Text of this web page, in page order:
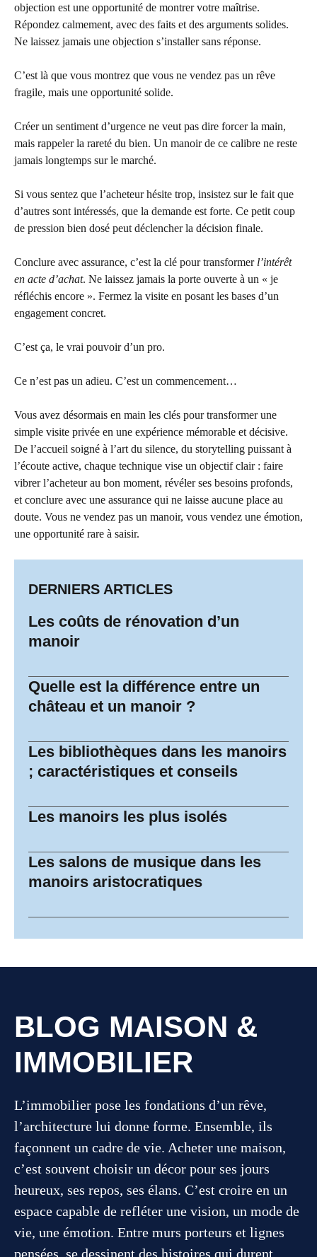
objection est une opportunité de montrer votre maîtrise.
Répondez calmement, avec des faits et des arguments solides.
Ne laissez jamais une objection s’installer sans réponse.
C’est là que vous montrez que vous ne vendez pas un rêve
fragile, mais une opportunité solide.
Créer un sentiment d’urgence ne veut pas dire forcer la main,
mais rappeler la rareté du bien. Un manoir de ce calibre ne reste
jamais longtemps sur le marché.
Si vous sentez que l’acheteur hésite trop, insistez sur le fait que
d’autres sont intéressés, que la demande est forte. Ce petit coup
de pression bien dosé peut déclencher la décision finale.
Conclure avec assurance, c’est la clé pour transformer l’intérêt
en acte d’achat. Ne laissez jamais la porte ouverte à un « je
réfléchis encore ». Fermez la visite en posant les bases d’un
engagement concret.
C’est ça, le vrai pouvoir d’un pro.
Ce n’est pas un adieu. C’est un commencement…
Vous avez désormais en main les clés pour transformer une
simple visite privée en une expérience mémorable et décisive.
De l’accueil soigné à l’art du silence, du storytelling puissant à
l’écoute active, chaque technique vise un objectif clair : faire
vibrer l’acheteur au bon moment, révéler ses besoins profonds,
et conclure avec une assurance qui ne laisse aucune place au
doute. Vous ne vendez pas un manoir, vous vendez une émotion,
une opportunité rare à saisir.
DERNIERS ARTICLES
Les coûts de rénovation d’un
manoir
Quelle est la différence entre un
château et un manoir ?
Les bibliothèques dans les manoirs
; caractéristiques et conseils
Les manoirs les plus isolés
Les salons de musique dans les
manoirs aristocratiques
BLOG MAISON &
IMMOBILIER
L’immobilier pose les fondations d’un rêve,
l’architecture lui donne forme. Ensemble, ils
façonnent un cadre de vie. Acheter une maison,
c’est souvent choisir un décor pour ses jours
heureux, ses repos, ses élans. C’est croire en un
espace capable de refléter une vision, un mode de
vie, une émotion. Entre murs porteurs et lignes
pensées, se dessinent des histoires qui durent.